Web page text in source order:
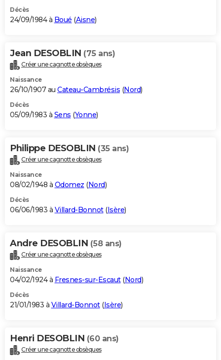
Décès
24/09/1984 à Boué (Aisne)
Jean DESOBLIN (75 ans)
Créer une cagnotte obsèques
Naissance
26/10/1907 au Cateau-Cambrésis (Nord)
Décès
05/09/1983 à Sens (Yonne)
Philippe DESOBLIN (35 ans)
Créer une cagnotte obsèques
Naissance
08/02/1948 à Odomez (Nord)
Décès
06/06/1983 à Villard-Bonnot(Isère)
Andre DESOBLIN (58 ans)
Créer une cagnotte obsèques
Naissance
04/02/1924 à Fresnes-sur-Escaut(Nord)
Décès
21/01/1983 à Villard-Bonnot(Isère)
Henri DESOBLIN (60 ans)
Créer une cagnotte obsèques